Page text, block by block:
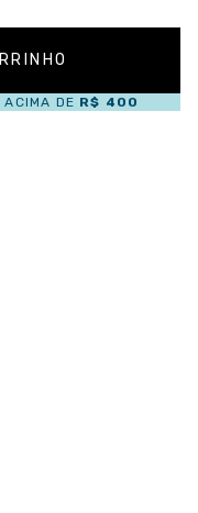
ACIMA DE R$ 400